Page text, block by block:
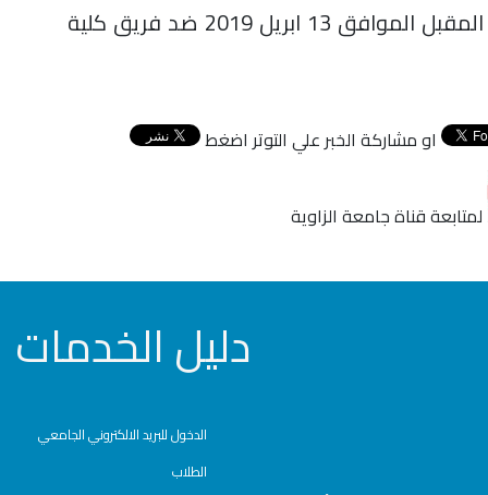
هذا ويخوض فريق الكلية المباراة القادمة يوم السبت المقبل الموافق 13 ابريل 2019 ضد فريق كلية
او مشاركة الخبر علي التوتر اضغط
لمتابعة قناة جامعة الزاوية
دليل الخدمات
الدخول للبريد الالكتروني الجامعي
الطلاب